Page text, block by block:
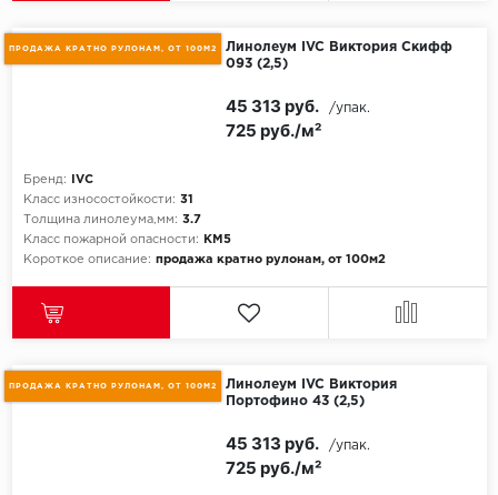
TANTO
Tarkett
Vinil click
Vinilam
ПРОДАЖА КРАТНО РУЛОНАМ, ОТ 100М2
Линолеум IVC Виктория Скифф
093 (2,5)
Бренд:
IVC
Класс износостойкости: 31
Толщина линолеума,мм: 3.7
Класс пожарной опасности:
КМ5
Короткое описание: продажа кратно рулонам, от 100м2
725 руб./м²
45 313 руб. /упак.
ПРОДАЖА КРАТНО РУЛОНАМ, ОТ 100М2
Линолеум IVC Виктория
Портофино 43 (2,5)
725 руб./м²
45 313 руб. /упак.